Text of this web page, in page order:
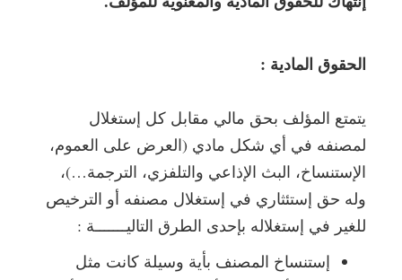
الحقوق المادية :
يتمتع المؤلف بحق مالي مقابل كل إستغلال
لمصنفه في أي شكل مادي (العرض على العموم،
الإستنساخ، البث الإذاعي والتلفزي، الترجمة…)،
وله حق إستئثاري في إستغلال مصنفه أو الترخيص
للغير في إستغلاله بإحدى الطرق التاليـــــــة :
إستنساخ المصنف بأية وسيلة كانت مثل